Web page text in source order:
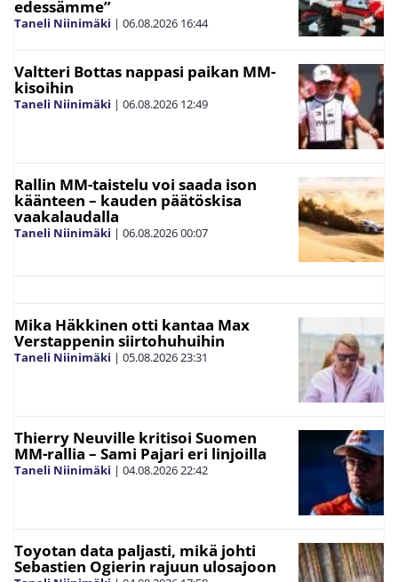
edessämme”
Taneli Niinimäki | 06.08.2026 16:44
Valtteri Bottas nappasi paikan MM-
kisoihin
Taneli Niinimäki | 06.08.2026 12:49
Rallin MM-taistelu voi saada ison
käänteen – kauden päätöskisa
vaakalaudalla
Taneli Niinimäki | 06.08.202600:07
Mika Häkkinen otti kantaa Max
Verstappenin siirtohuhuihin
Taneli Niinimäki | 05.08.202623:31
Thierry Neuville kritisoi Suomen
MM-rallia – Sami Pajari eri linjoilla
Taneli Niinimäki | 04.08.202622:42
Toyotan data paljasti, mikä johti
Sebastien Ogierin rajuun ulosajoon